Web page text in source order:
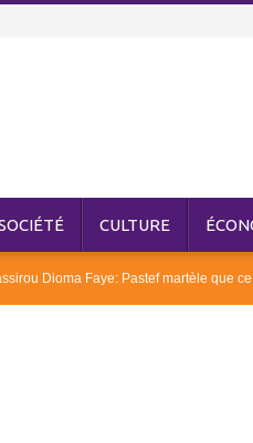
CULTURE
Dioma Faye: Pastef martèle que